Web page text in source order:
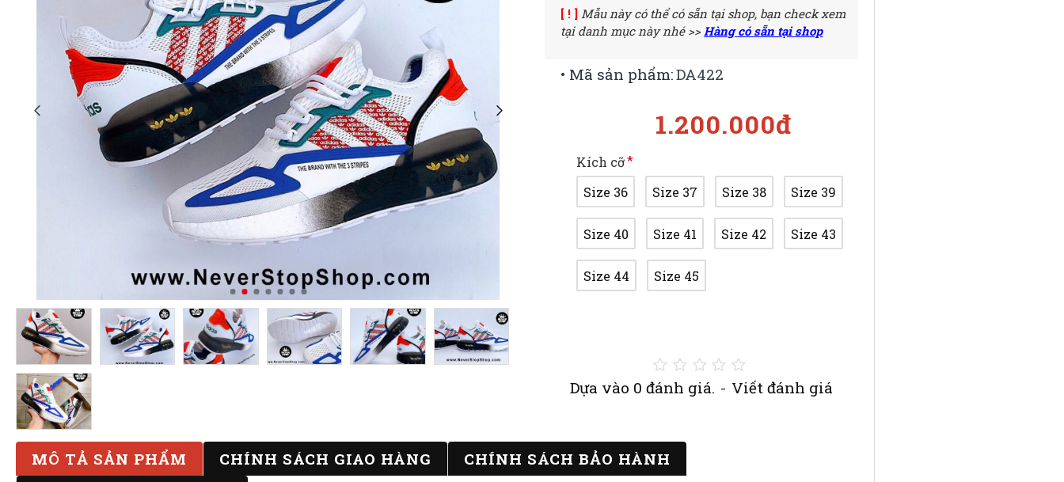
Dựa vào 0 đánh giá. - Viết đánh giá
1.200.000đ
• Mã sản phẩm:DA422
Kích cỡ
Size 36
Size 37 Size 38 Size 39
Size 40 Size 41 Size 42 Size 43
Size 44 Size 45
[ ! ] Mẫu này có thể có sẵn tại shop, bạn check xem
tại danh mục này nhé >>Hàng có sẵn tại shop
MÔ TẢ SẢN PHẨM CHÍNH SÁCH GIAO HÀNG
CHÍNH SÁCH BẢO HÀNH